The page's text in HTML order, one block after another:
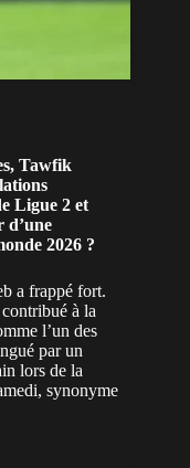
Tawfik
Ligue 2 et
d’une
2026 ?
a frappé fort.
à la
l’un des
par un
lors de la
synonyme